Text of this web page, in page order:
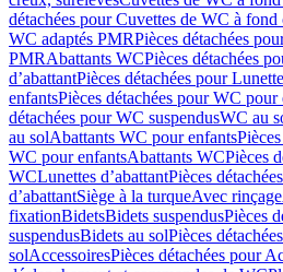
détachées pour Cuvettes de WC à
WC adaptés PMRPièces détachées
PMRAbattants WCPièces détachées
d’abattantPièces détachées pour
enfantsPièces détachées pour WC pour
détachées pour WC suspendusWC au
au solAbattants WC pour enfants
WC pour enfantsAbattants WCPièces
WCLunettes d’abattantPièces
d’abattantSiège à la turqueAvec rinçage
fixationBidetsBidets suspendusPièces
suspendusBidets au solPièces
solAccessoiresPièces détachées pour